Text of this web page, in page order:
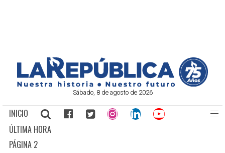
Sábado, 8 de agosto de 2026
INICIO
ÚLTIMA HORA
PÁGINA 2